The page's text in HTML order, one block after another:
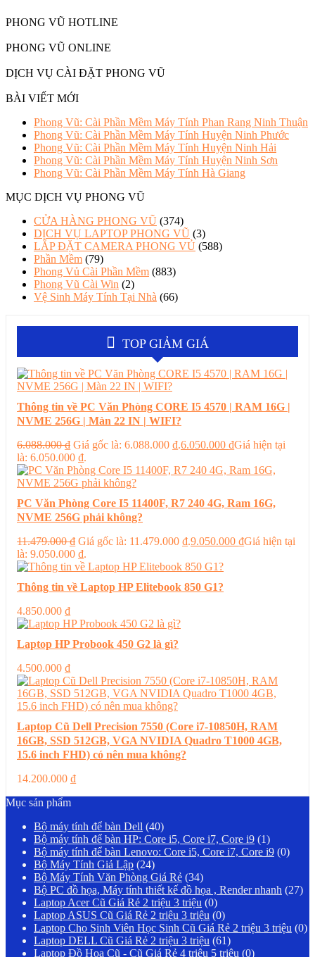
PHONG VŨ HOTLINE
PHONG VŨ ONLINE
DỊCH VỤ CÀI ĐẶT PHONG VŨ
BÀI VIẾT MỚI
Phong Vũ: Cài Phần Mềm Máy Tính Phan Rang Ninh Thuận
Phong Vũ: Cài Phần Mềm Máy Tính Huyện Ninh Phước
Phong Vũ: Cài Phần Mềm Máy Tính Huyện Ninh Hải
Phong Vũ: Cài Phần Mềm Máy Tính Huyện Ninh Sơn
Phong Vũ: Cài Phần Mềm Máy Tính Hà Giang
MỤC DỊCH VỤ PHONG VŨ
CỬA HÀNG PHONG VŨ (374)
DỊCH VỤ LAPTOP PHONG VŨ (3)
LẮP ĐẶT CAMERA PHONG VỦ (588)
Phần Mềm (79)
Phong Vủ Cài Phần Mềm (883)
Phong Vũ Cài Win (2)
Vệ Sinh Máy Tính Tại Nhà (66)
TOP GIẢM GIÁ
Thông tin về PC Văn Phòng CORE I5 4570 | RAM 16G |
NVME 256G | Màn 22 IN | WIFI?
6.088.000₫ Giá gốc là: 6.088.000 ₫.6.050.000 ₫Giá hiện tại
là: 6.050.000 ₫.
PC Văn Phòng Core I5 11400F, R7 240 4G, Ram 16G,
NVME 256G phải không?
11.479.000₫ Giá gốc là: 11.479.000 ₫.9.050.000 ₫Giá hiện tại
là: 9.050.000 ₫.
Thông tin về Laptop HP Elitebook 850 G1?
4.850.000 ₫
Laptop HP Probook 450 G2 là gì?
4.500.000 ₫
Laptop Cũ Dell Precision 7550 (Core i7-10850H, RAM
16GB, SSD 512GB, VGA NVIDIA Quadro T1000 4GB,
15.6 inch FHD) có nên mua không?
14.200.000 ₫
Mục sản phẩm
Bộ máy tính để bàn Dell (40)
Bộ máy tính để bàn HP: Core i5, Core i7, Core i9 (1)
Bộ máy tính để bàn Lenovo: Core i5, Core i7, Core i9 (0)
Bộ Máy Tính Giả Lập (24)
Bộ Máy Tính Văn Phòng Giá Rẻ (34)
Bộ PC đồ họa, Máy tính thiết kế đồ họa , Render nhanh (27)
Laptop Acer Cũ Giá Rẻ 2 triệu 3 triệu (0)
Laptop ASUS Cũ Giá Rẻ 2 triệu 3 triệu (0)
Laptop Cho Sinh Viên Học Sinh Cũ Giá Rẻ 2 triệu 3 triệu (0)
Laptop DELL Cũ Giá Rẻ 2 triệu 3 triệu (61)
Laptop Đồ Hoạ Cũ - Cũ Giá Rẻ 4 triệu 5 triệu (0)